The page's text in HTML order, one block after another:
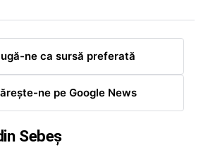
ne ca sursă preferată
ne pe Google News
Sebeș